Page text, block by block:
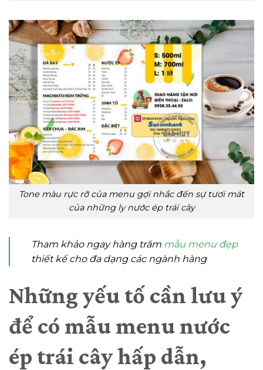
Tone màu rực rỡ của menu gợi nhắc đến sự tươi mát
của những ly nước ép trái cây
Tham khảo ngay hàng trăm mẫu menu đẹp
thiết kế cho đa dạng các ngành hàng
Những yếu tố cần lưu ý
để có mẫu menu nước
ép trái cây hấp dẫn,